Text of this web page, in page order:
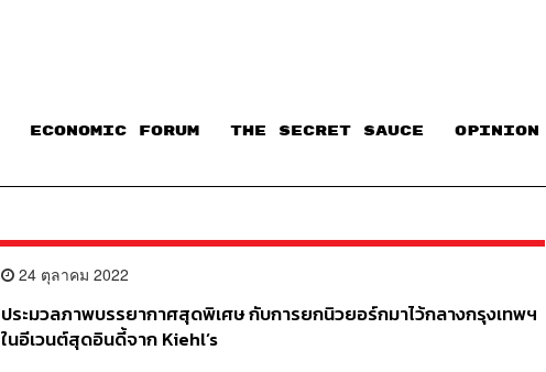
ECONOMIC FORUM THE SECRET SAUCE​ OPINION
24 ตุลาคม 2022
ประมวลภาพบรรยากาศสุดพิเศษ กับการยกนิวยอร์กมาไว้กลางกรุงเทพฯ
ในอีเวนต์สุดอินดี้จาก Kiehl’s